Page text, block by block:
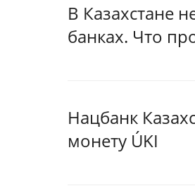
В Казахстане
банках. Что
Нацбанк
монету ÚKI